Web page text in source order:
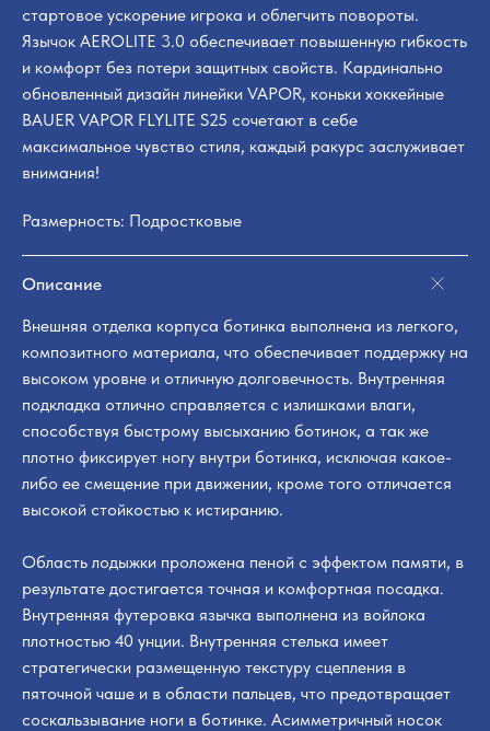
стартовое ускорение игрока и облегчить повороты.
Язычок AEROLITE 3.0 обеспечивает повышенную гибкость
и комфорт без потери защитных свойств. Кардинально
обновленный дизайн линейки VAPOR, коньки хоккейные
BAUER VAPOR FLYLITE S25 сочетают в себе
максимальное чувство стиля, каждый ракурс заслуживает
внимания!
Размерность: Подростковые
Описание
Внешняя отделка корпуса ботинка выполнена из легкого,
композитного материала, что обеспечивает поддержку на
высоком уровне и отличную долговечность. Внутренняя
подкладка отлично справляется с излишками влаги,
способствуя быстрому высыханию ботинок, а так же
плотно фиксирует ногу внутри ботинка, исключая какое-
либо ее смещение при движении, кроме того отличается
высокой стойкостью к истиранию.
Область лодыжки проложена пеной с эффектом памяти, в
результате достигается точная и комфортная посадка.
Внутренняя футеровка язычка выполнена из войлока
плотностью 40 унции. Внутренняя стелька имеет
стратегически размещенную текстуру сцепления в
пяточной чаше и в области пальцев, что предотвращает
соскальзывание ноги в ботинке. Асимметричный носок